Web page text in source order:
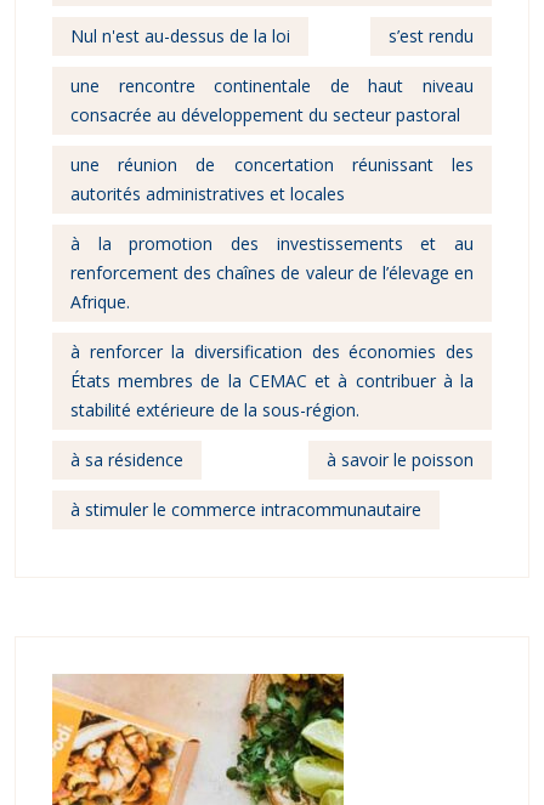
Nul n'est au-dessus de la loi s’est rendu
une rencontre continentale de haut niveau
consacrée au développement du secteur pastoral
une réunion de concertation réunissant les
autorités administratives et locales
à la promotion des investissements et au
renforcement des chaînes de valeur de l’élevage en
Afrique.
à renforcer la diversification des économies des
États membres de la CEMAC et à contribuer à la
stabilité extérieure de la sous-région.
à sa résidence à savoir le poisson
à stimuler le commerce intracommunautaire